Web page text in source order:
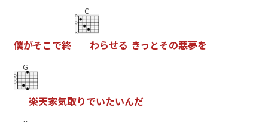
僕がそこで終
C
わらせる きっ とその悪夢を
G
楽天家気取りでいたいんだ